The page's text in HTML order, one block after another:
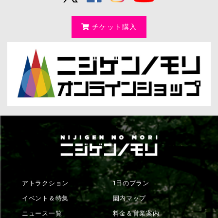
チケット購入
アトラクション
イベント＆特集
ニュース一覧
1日のプラン
園内マップ
料金＆営業案内